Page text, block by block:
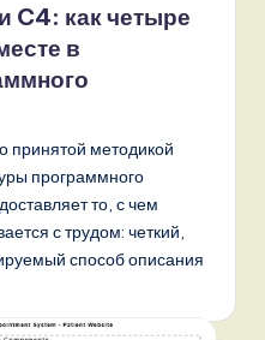
C4: как четыре
в
принятой методикой
программного
то, с чем
с трудом: четкий,
способ описания